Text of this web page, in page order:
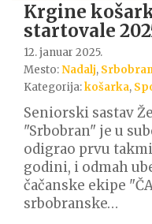
Krgine
startovale
12. januar 2025.
Mesto:Nadalj,
Kategorija:košarka,
Seniorski sastav
"Srbobran" je u
odigrao prvu
godini, i odmah
čačanske ekipe
srbobranske…